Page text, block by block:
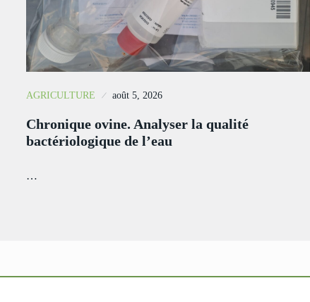
AGRICULTURE août 5, 2026
Chronique ovine. Analyser la qualité
bactériologique de l’eau
…